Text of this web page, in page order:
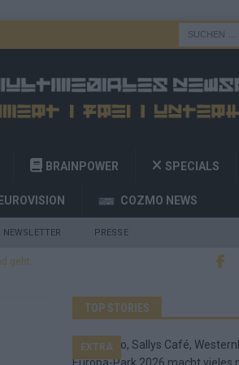
BRAINPOWER SPECIALS
EUROVISION COZMO NEWS
NEWSLETTER PRESSE
geht
TOP STORIES
EXTRA